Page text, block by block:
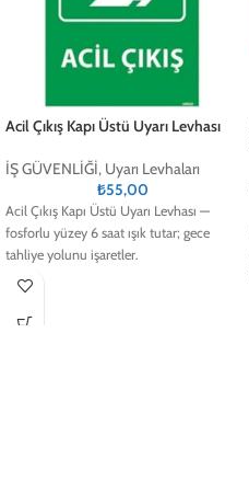
Acil Çıkış Kapı Üstü Uyarı Levhası
İŞ GÜVENLİĞİ, Uyarı Levhaları
₺55,00
Acil Çıkış Kapı Üstü Uyarı Levhası —
fosforlu yüzey 6 saat ışık tutar; gece
tahliye yolunu işaretler.